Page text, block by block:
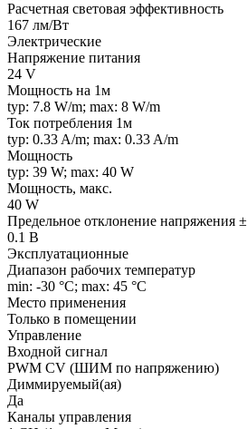
Расчетная световая эффективность
167 лм/Вт
Электрические
Напряжение питания
24 V
Мощность на 1м
typ: 7.8 W/m; max: 8 W/m
Ток потребления 1м
typ: 0.33 A/m; max: 0.33 A/m
Мощность
typ: 39 W; max: 40 W
Мощность, макс.
40 W
Предельное отклонение напряжения ±
0.1 В
Эксплуатационные
Диапазон рабочих температур
min: -30 °C; max: 45 °C
Место применения
Только в помещении
Управление
Входной сигнал
PWM СV (ШИМ по напряжению)
Диммируемый(ая)
Да
Каналы управления